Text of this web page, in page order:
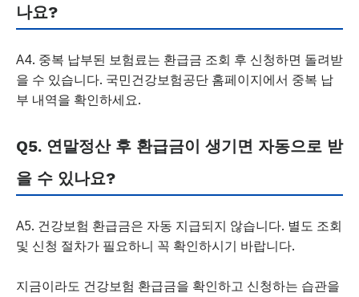
나요?
A4. 중복 납부된 보험료는 환급금 조회 후 신청하면 돌려받
을 수 있습니다. 국민건강보험공단 홈페이지에서 중복 납
부 내역을 확인하세요.
Q5. 연말정산 후 환급금이 생기면 자동으로 받
을 수 있나요?
A5. 건강보험 환급금은 자동 지급되지 않습니다. 별도 조회
및 신청 절차가 필요하니 꼭 확인하시기 바랍니다.
지금이라도 건강보험 환급금을 확인하고 신청하는 습관을